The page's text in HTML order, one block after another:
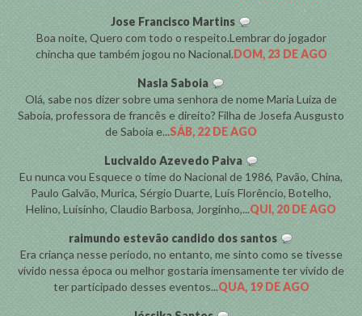
Jose Francisco Martins
Boa noite, Quero com todo o respeito.Lembrar do jogador
chincha que também jogou no Nacional.DOM, 23 DE AGO
Nasla Saboia
Olá, sabe nos dizer sobre uma senhora de nome Maria Luiza de
Saboia, professora de francês e direito? Filha de Josefa Ausgusto
de Saboia e...SÁB, 22 DE AGO
Lucivaldo Azevedo Paiva
Eu nunca vou Esquece o time do Nacional de 1986, Pavão, China,
Paulo Galvão, Murica, Sérgio Duarte, Luís Florêncio, Botelho,
Helino, Luísinho, Claudio Barbosa, Jorginho,...QUI, 20 DE AGO
raimundo estevão candido dos santos
Era criança nesse período, no entanto, me sinto como se tivesse
vivido nessa época ou melhor gostaria imensamente ter vivido de
ter participado desses eventos...QUA, 19 DE AGO